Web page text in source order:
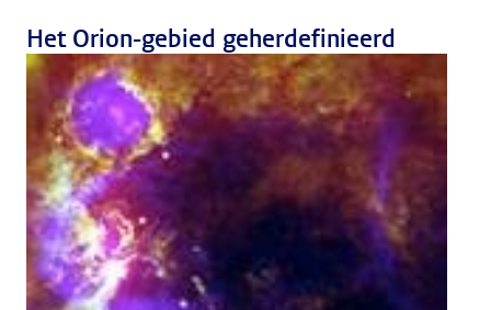
Het Orion-gebied geherdefinieerd